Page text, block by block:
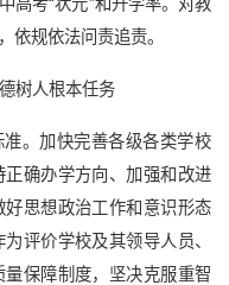
依规依法问责追责。
树人根本任务
。加快完善各级各类学校
确办学方向、加强和改进
思想政治工作和意识形态
评价学校及其领导人员、
保障制度，坚决克服重智